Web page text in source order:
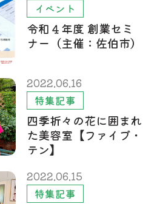
イベント
令和４年度 創業セミ
ナー（主催：佐伯市）
2022.06.16
特集記事
四季折々の花に囲まれ
た美容室【ファイブ・
テン】
2022.06.15
特集記事